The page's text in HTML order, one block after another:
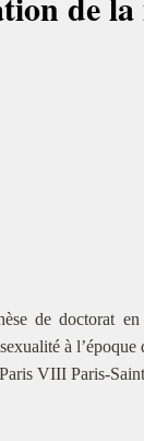
de doctorat
à l’époque
VIII Paris-